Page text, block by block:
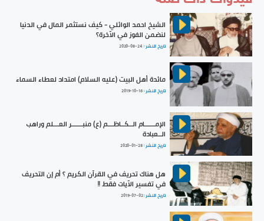
الشيخ احمد الوائلي - كيف نستثمر المال في الدنيا
لنضمن الفوز في الآخرة؟
تاريخ النشر : 2020-08-24
مائدة أهل البيت (عليه السلام) امتداد لعطاء السماء
تاريخ النشر :2019-10-16
الإمــــــام الــكــاظـــم (ع) منبــــــر العـــلم وراهب
الــعبادة
تاريخ النشر :2020-01-28
هل هناك تحريف في القرآن الكريم ؟ أم إن التحريف
في تفسير الآيات فقط !!
تاريخ النشر :2019-07-02